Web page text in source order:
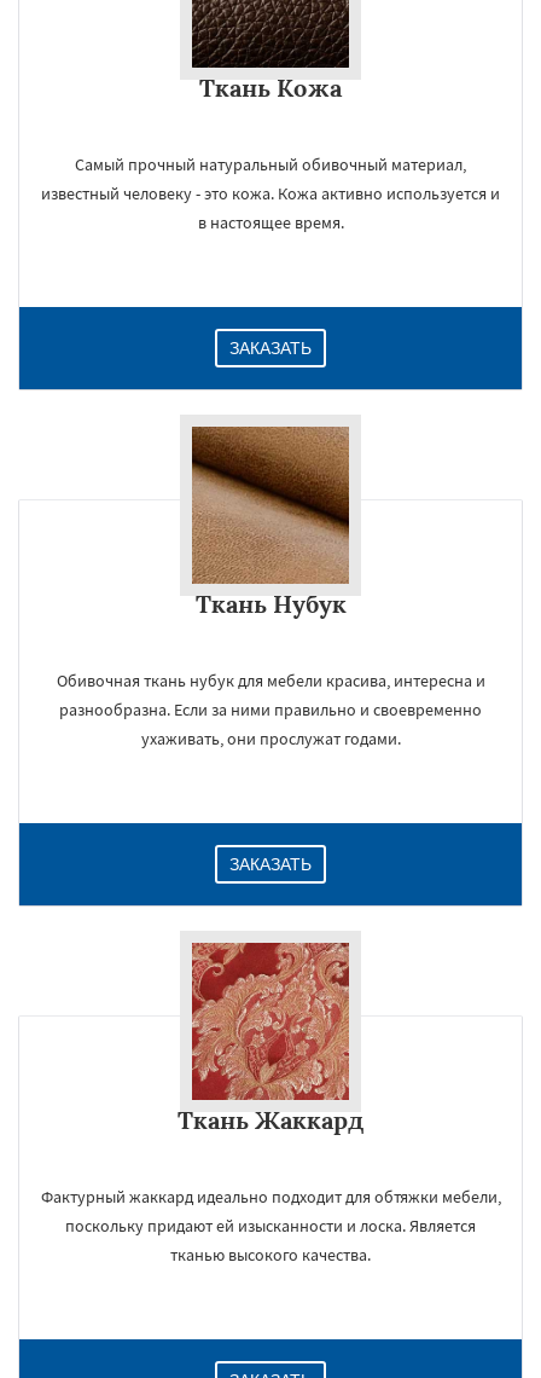
Ткань Кожа
Самый прочный натуральный обивочный материал,
известный человеку - это кожа. Кожа активно используется и
в настоящее время.
ЗАКАЗАТЬ
Ткань Нубук
Обивочная ткань нубук для мебели красива, интересна и
разнообразна. Если за ними правильно и своевременно
ухаживать, они прослужат годами.
ЗАКАЗАТЬ
Ткань Жаккард
Фактурный жаккард идеально подходит для обтяжки мебели,
поскольку придают ей изысканности и лоска. Является
тканью высокого качества.